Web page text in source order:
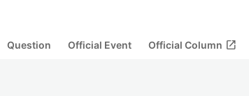
Question Official Event Official Column open_in_new